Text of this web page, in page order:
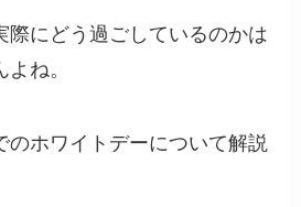
際にどう過ごしているのかは
ね。
のホワイトデーについて解説